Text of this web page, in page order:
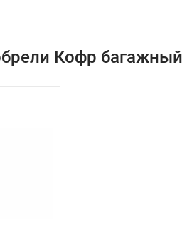
Кофр багажный